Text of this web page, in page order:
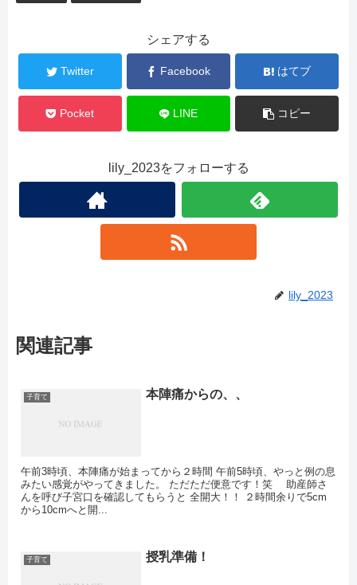
シェアする
Twitter Facebook はてブ
Pocket LINE コピー
lily_2023をフォローする
lily_2023
関連記事
子育て 本陣痛からの、、
午前3時頃、本陣痛が始まってから２時間 午前5時頃、やっと例の息
みたい感覚がやってきました。 ただただ便意です！笑 助産師さ
んを呼び子宮口を確認してもらうと 全開大！！ ２時間余りで5cm
から10cmへと開...
子育て 授乳準備！